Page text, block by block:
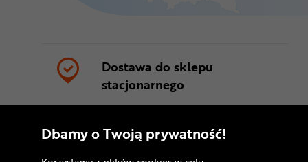
Dostawa do sklepu
stacjonarnego
GRATIS!
Dbamy o Twoją prywatność!